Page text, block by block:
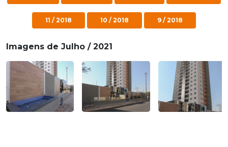
11 / 2018 10 / 2018 9 / 2018
Imagens de Julho / 2021